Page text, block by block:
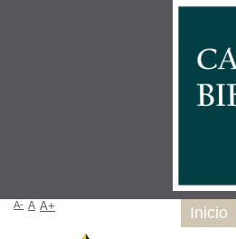
Inicio
A- A A+